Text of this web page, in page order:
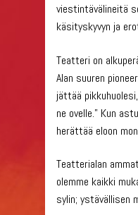
viestintävälineitä
käsityskyvyn ja
Teatteri on
Alan suuren
jättää
ne ovelle.” Kun
herättää eloon
Teatterialan
olemme kaikki
sylin; ystävällisen